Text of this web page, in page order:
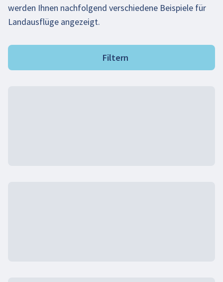
werden Ihnen nachfolgend verschiedene Beispiele für
Landausflüge angezeigt.
Filtern